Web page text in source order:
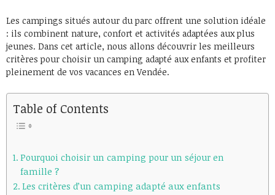
Les campings situés autour du parc offrent une solution idéale
: ils combinent nature, confort et activités adaptées aux plus
jeunes. Dans cet article, nous allons découvrir les meilleurs
critères pour choisir un camping adapté aux enfants et profiter
pleinement de vos vacances en Vendée.
Table of Contents
Pourquoi choisir un camping pour un séjour en
famille ?
Les critères d’un camping adapté aux enfants